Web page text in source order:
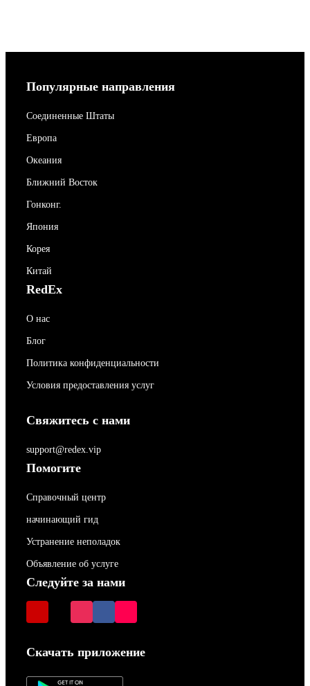
Популярные направления
Соединенные Штаты
Европа
Океания
Ближний Восток
Гонконг.
Япония
Корея
Китай
RedEx
О нас
Блог
Политика конфиденциальности
Условия предоставления услуг
Свяжитесь с нами
support@redex.vip
Помогите
Справочный центр
начинающий гид
Устранение неполадок
Объявление об услуге
Следуйте за нами
Скачать приложение